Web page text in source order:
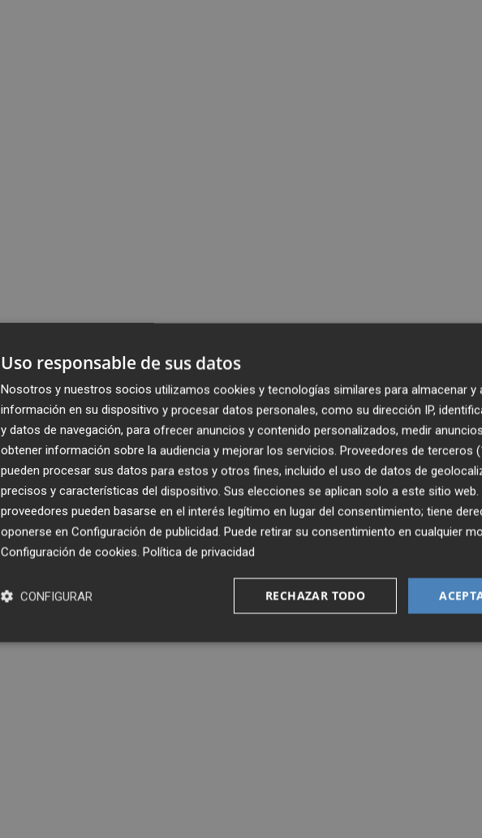
Uso responsable de sus datos
Nosotros y nuestros socios utilizamos cookies y tecnologías similares para almacenar y
información en su dispositivo y procesar datos personales, como su dirección IP,
y datos de navegación, para ofrecer anuncios y contenido personalizados, medir
obtener información sobre la audiencia y mejorar los servicios. Proveedores de terceros
pueden procesar sus datos para estos y otros fines, incluido el uso de datos de
precisos y características del dispositivo. Sus elecciones se aplican solo a este sitio web.
proveedores pueden basarse en el interés legítimo en lugar del consentimiento; tiene
oponerse en Configuración de publicidad. Puede retirar su consentimiento en cualquier
Configuración de cookies. Política de privacidad
RECHAZAR TODO
CONFIGURAR